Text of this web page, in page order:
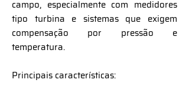
campo, especialmente com medidores
tipo turbina e sistemas que exigem
compensação por pressão e
temperatura.
Principais características: